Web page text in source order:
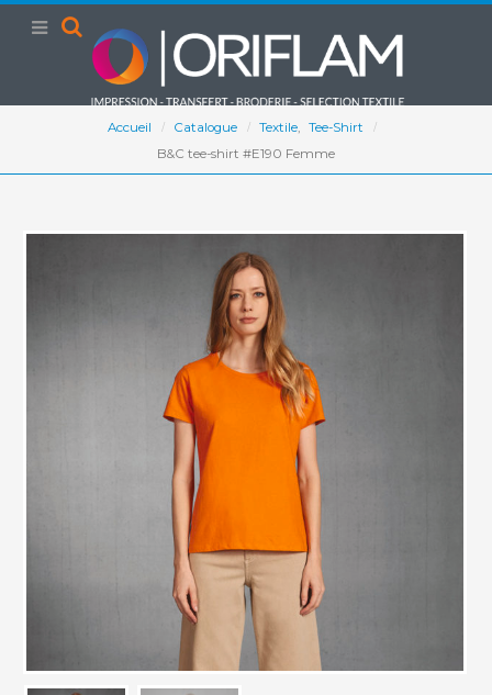
Accueil Catalogue Textile, Tee-Shirt
B&C tee-shirt #E190 Femme